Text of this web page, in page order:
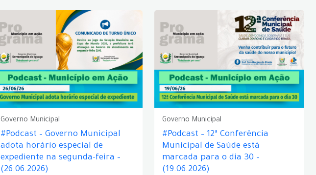
Governo Municipal
#Podcast – Governo Municipal
adota horário especial de
expediente na segunda-feira –
(26.06.2026)
Governo Municipal
#Podcast – 12ª Conferência
Municipal de Saúde está
marcada para o dia 30 –
(19.06.2026)